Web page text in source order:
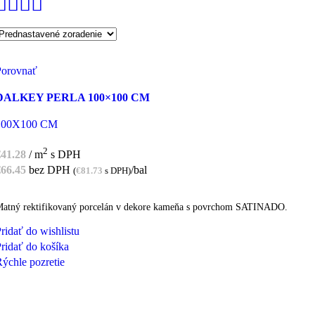
PERLA 100×100 CM
CM
41.28 / m2 s DPH
66.45 bez DPH (€81.73 s DPH)/bal
rektifikovaný porcelán v dekore kameňa s povrchom SATINADO.
do wishlistu
do košíka
pozretie